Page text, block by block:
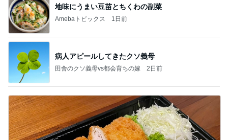
地味にうまい豆苗とちくわの副菜
Amebaトピックス 1日前
病人アピールしてきたクソ義母
田舎のクソ義母vs都会育ちの嫁 2日前